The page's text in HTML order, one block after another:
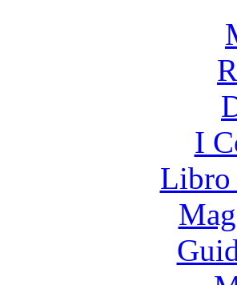
I
Libro